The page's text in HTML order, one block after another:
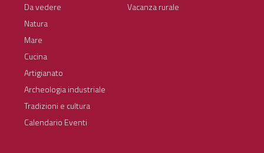
Da vedere
Natura
Mare
Cucina
Artigianato
Archeologia industriale
Tradizioni e cultura
Calendario Eventi
Vacanza rurale